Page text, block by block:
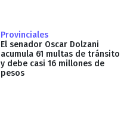
Provinciales
El senador Oscar Dolzani
acumula 61 multas de tránsito
y debe casi 16 millones de
pesos